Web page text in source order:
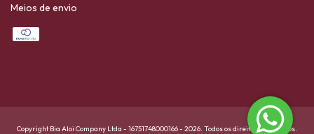
Meios de envio
Copyright Bia Aloi Company Ltda - 16751748000166 - 2026. Todos os direitos reservados.